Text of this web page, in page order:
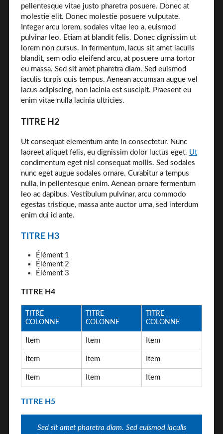
pellentesque vitae justo pharetra posuere. Donec at
molestie elit. Donec molestie posuere vulputate.
Integer arcu lorem, sodales vitae leo a, euismod
pulvinar leo. Etiam at blandit felis. Donec dignissim ut
lorem non cursus. In fermentum, lacus sit amet iaculis
blandit, sem odio eleifend arcu, at posuere urna tortor
eu massa. Sed sit amet pharetra diam. Sed euismod
iaculis turpis quis tempus. Aenean accumsan augue vel
lacus adipiscing, non lacinia est suscipit. Praesent eu
enim vitae nulla lacinia ultricies.
TITRE H2
Ut consequat elementum ante in consectetur. Nunc
laoreet aliquet felis, eu dignissim dolor luctus eget. Ut
condimentum eget nisl consequat mollis. Sed sodales
nunc eget augue sodales ornare. Curabitur a tempus
nulla, in pellentesque enim. Aenean ornare fermentum
leo ac dapibus. Vestibulum pulvinar, arcu commodo
egestas tristique, massa ante auctor urna, sed interdum
enim dui id ante.
TITRE H3
Élément 1
Élément 2
Élément 3
TITRE H4
TITRE
COLONNE
TITRE
COLONNE
TITRE
COLONNE
Item Item Item
Item Item Item
Item Item Item
TITRE H5
Sed sit amet pharetra diam. Sed euismod iaculis